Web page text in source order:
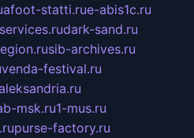
statti.rue-abis1c.ru
dark-sand.ru
sib-archives.ru
venda-festival.ru
msk.ru1-mus.ru
purse-factory.ru